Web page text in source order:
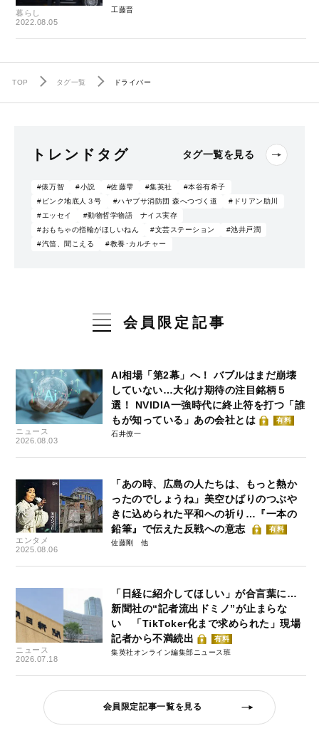
暮らし
2022.08.05
期対談（前編）
工藤晋
TOP タグ一覧 ドライバー
トレンドタグ タグ一覧を見る
#俵万智 #小説 #佐藤雫 #集英社
#本谷有希子
#ピンク地底人３号
#ハヤブサ消防団 森へつづく道
#ドリアン助川
#エッセイ
#動物哲学物語 ナイス実存
#おもちゃの指輪がほしいねん
#文芸ステーション
#池井戸潤
#汽笛、聞こえる
#教養･カルチャー
会員限定記事
ニュース
2026.08.03
AI相場「第2幕」へ！ バブルはまだ崩壊
していない…大化け期待の注目銘柄５
選！ NVIDIA一強時代に終止符を打つ「誰
もが知っている」あの会社とは
有料
石井僚一
エンタメ
2025.08.06
「あの時、広島の人たちは、もっと熱か
ったのでしょうね」美空ひばりのつぶや
きに込められた平和への祈り…『一本の
鉛筆』で伝えた反戦への意志
有料
佐藤剛
ニュース
2026.07.18
「日経に紹介してほしい」が合言葉に…
新聞社の“記者流出ドミノ”が止まらな
い 「TikToker化まで求められた」現場
記者から不満続出
有料
集英社オンライン編集部ニュース班
会員限定記事一覧を見る